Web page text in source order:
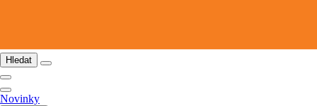
Hledat
Novinky